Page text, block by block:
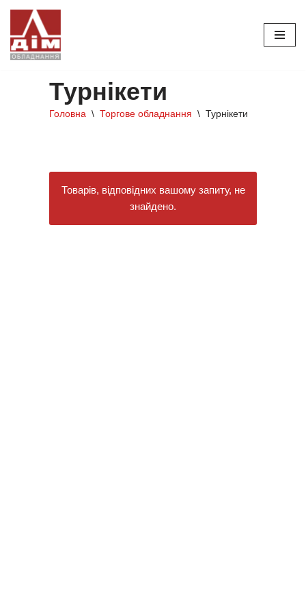
Перейти
до
Турнікети
Головна \ Торгове обладнання \ Турнікети
Товарів, відповідних вашому запиту, не
знайдено.